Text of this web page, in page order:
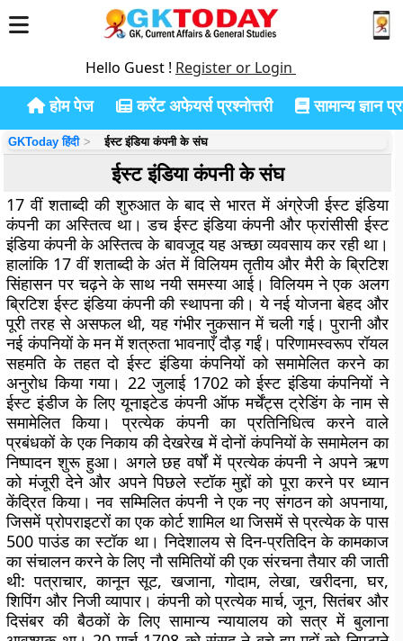
Hello Guest ! Register or Login
होम पेज करेंट अफेयर्स प्रश्नोत्तरी सामान्य ज्ञान
GKToday हिंदी ईस्ट इंडिया कंपनी के संघ
ईस्ट इंडिया कंपनी के संघ
17 वीं शताब्दी की शुरुआत के बाद से भारत में अंग्रेजी ईस्ट इंडिया
कंपनी का अस्तित्व था। डच ईस्ट इंडिया कंपनी और फ्रांसीसी ईस्ट
इंडिया कंपनी के अस्तित्व के बावजूद यह अच्छा व्यवसाय कर रही था।
हालांकि 17 वीं शताब्दी के अंत में विलियम तृतीय और मैरी के ब्रिटिश
सिंहासन पर चढ़ने के साथ नयी समस्या आई। विलियम ने एक अलग
ब्रिटिश ईस्ट इंडिया कंपनी की स्थापना की। ये नई योजना बेहद और
पूरी तरह से असफल थी, यह गंभीर नुकसान में चली गई। पुरानी और
नई कंपनियों के मन में शत्रुता भावनाएँ दौड़ गईं। परिणामस्वरूप रॉयल
सहमति के तहत दो ईस्ट इंडिया कंपनियों को समामेलित करने का
अनुरोध किया गया। 22 जुलाई 1702 को ईस्ट इंडिया कंपनियों ने
ईस्ट इंडीज के लिए यूनाइटेड कंपनी ऑफ मर्चेंट्स ट्रेडिंग के नाम से
समामेलित किया। प्रत्येक कंपनी का प्रतिनिधित्व करने वाले
प्रबंधकों के एक निकाय की देखरेख में दोनों कंपनियों के समामेलन का
निष्पादन शुरू हुआ। अगले छह वर्षों में प्रत्येक कंपनी ने अपने ऋण
को मंजूरी देने और अपने पिछले स्टॉक मुद्दों को पूरा करने पर ध्यान
केंद्रित किया। नव सम्‍मिलित कंपनी ने एक नए संगठन को अपनाया,
जिसमें प्रोपराइटरों का एक कोर्ट शामिल था जिसमें से प्रत्येक के पास
500 पाउंड का स्टॉक था। निदेशालय से दिन-प्रतिदिन के कामकाज
का संचालन करने के लिए नौ समितियों की एक संरचना तैयार की जाती
थी: पत्राचार, कानून सूट, खजाना, गोदाम, लेखा, खरीदना, घर,
शिपिंग और निजी व्यापार। कंपनी को प्रत्येक मार्च, जून, सितंबर और
दिसंबर की बैठकों के लिए सामान्य न्यायालय को सत्र में बुलाना